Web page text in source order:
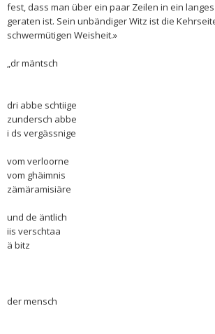
fest, dass man über ein paar Zeilen in ein
geraten ist. Sein unbändiger Witz ist die
schwermütigen Weisheit.»
„dr mäntsch
dri abbe schtiige
zundersch abbe
i ds vergässnige
vom verloorne
vom ghäimnis
zämäramisiäre
und de äntlich
iis verschtaa
ä bitz
der mensch